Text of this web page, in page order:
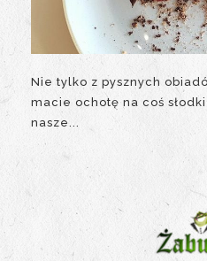
Nie tylko z pysznych
macie ochotę na coś
nasze...